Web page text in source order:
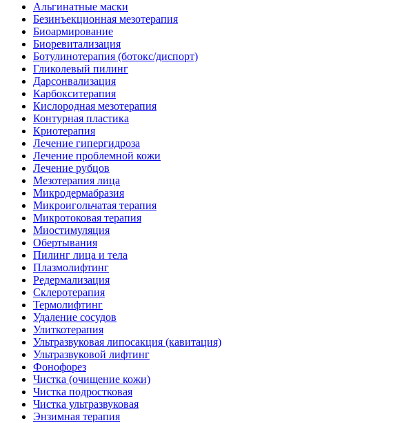
Альгинатные маски
Безинъекционная мезотерапия
Биоармирование
Биоревитализация
Ботулинотерапия (ботокс/диспорт)
Гликолевый пилинг
Дарсонвализация
Карбокситерапия
Кислородная мезотерапия
Контурная пластика
Криотерапия
Лечение гипергидроза
Лечение проблемной кожи
Лечение рубцов
Мезотерапия лица
Микродермабразия
Микроигольчатая терапия
Микротоковая терапия
Миостимуляция
Обертывания
Пилинг лица и тела
Плазмолифтинг
Редермализация
Склеротерапия
Термолифтинг
Удаление сосудов
Улиткотерапия
Ультразвуковая липосакция (кавитация)
Ультразвуковой лифтинг
Фонофорез
Чистка (очищение кожи)
Чистка подростковая
Чистка ультразвуковая
Энзимная терапия